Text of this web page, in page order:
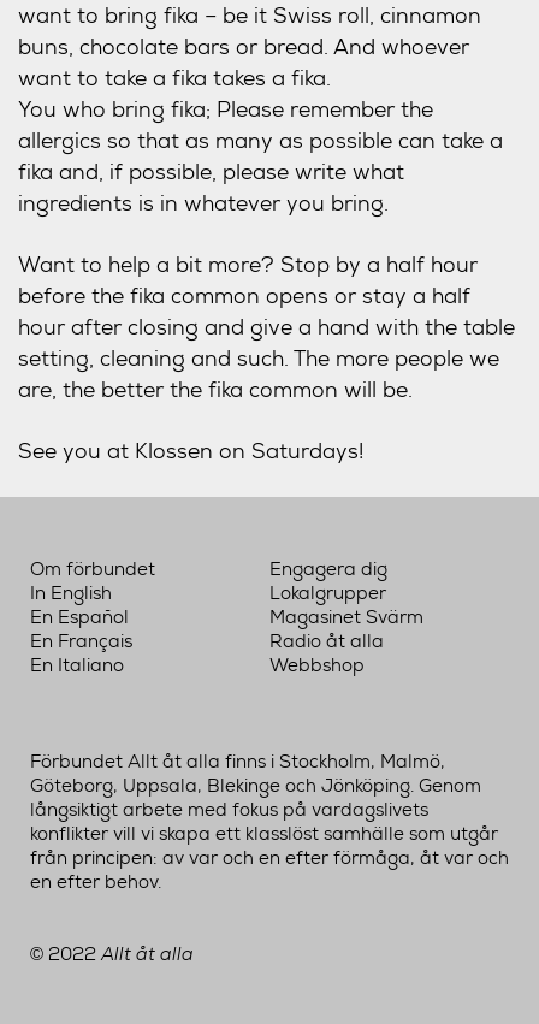
want to bring fika – be it Swiss roll, cinnamon
buns, chocolate bars or bread. And whoever
want to take a fika takes a fika.
You who bring fika; Please remember the
allergics so that as many as possible can take a
fika and, if possible, please write what
ingredients is in whatever you bring.
Want to help a bit more? Stop by a half hour
before the fika common opens or stay a half
hour after closing and give a hand with the table
setting, cleaning and such. The more people we
are, the better the fika common will be.
See you at Klossen on Saturdays!
Om förbundet
In English
En Español
En Français
En Italiano
Engagera dig
Lokalgrupper
Magasinet Svärm
Radio åt alla
Webbshop
Förbundet Allt åt alla finns i Stockholm, Malmö,
Göteborg, Uppsala, Blekinge och Jönköping. Genom
långsiktigt arbete med fokus på vardagslivets
konflikter vill vi skapa ett klasslöst samhälle som utgår
från principen: av var och en efter förmåga, åt var och
en efter behov.
© 2022Allt åt alla